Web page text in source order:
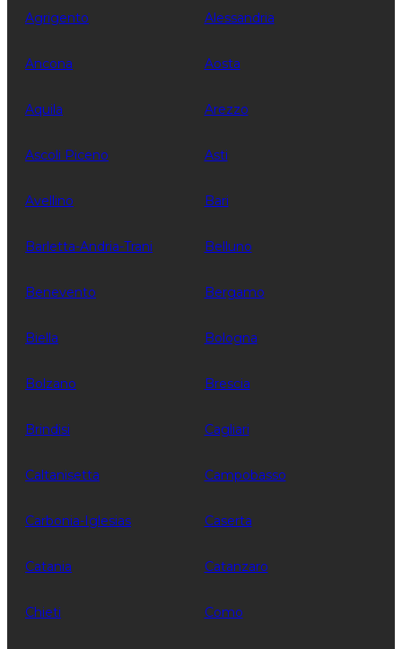
Agrigento Alessandria
Ancona Aosta
Aquila Arezzo
Ascoli Piceno Asti
Avellino Bari
Barletta-Andria-Trani Belluno
Benevento Bergamo
Biella Bologna
Bolzano Brescia
Brindisi Cagliari
Caltanisetta Campobasso
Carbonia-Iglesias Caserta
Catania Catanzaro
Chieti Como